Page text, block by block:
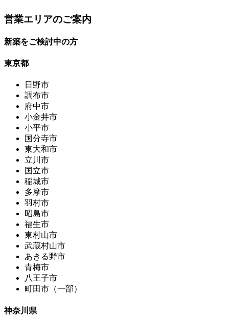
営業エリアのご案内
新築をご検討中の方
東京都
日野市
調布市
府中市
小金井市
小平市
国分寺市
東大和市
立川市
国立市
稲城市
多摩市
羽村市
昭島市
福生市
東村山市
武蔵村山市
あきる野市
青梅市
八王子市
町田市（一部）
神奈川県